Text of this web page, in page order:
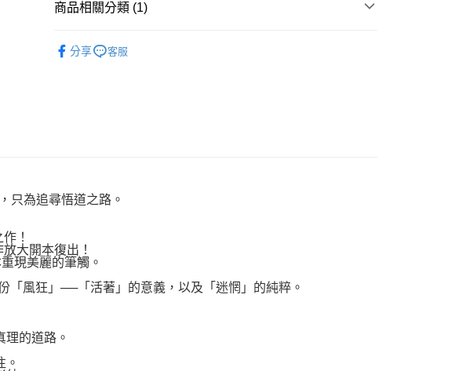
是否繳費成功／繳費後需取消欲退款等相關疑問，請聯繫「AFTEE先享後
【注意事項】
結果請求用戶進行身份認證。
動。
付款後萊爾富取貨
7-11取貨付款
國家/地區配送
商品相關分類 (1)
分享
客服
只為追尋悟道之路。
！
大開本復出！
現美麗的筆觸。
風狂」──「活著」的意義，以及「迷惘」的純粹。
的道路。
。